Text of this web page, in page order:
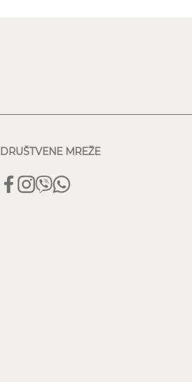
DRUŠTVENE MREŽE